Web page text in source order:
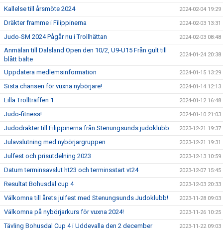
Kallelse till årsmöte 2024 2024-02-04 19:29
Dräkter framme i Filippinerna 2024-02-03 13:31
Judo-SM 2024 Pågår nu i Trollhättan 2024-02-03 08:48
Anmälan till Dalsland Open den 10/2, U9-U15 Från gult till
blått bälte
2024-01-24 20:38
Uppdatera medlemsinformation 2024-01-15 13:29
Sista chansen för vuxna nybörjare! 2024-01-14 12:13
Lilla Trollträffen 1 2024-01-12 16:48
Judo-fitness! 2024-01-10 21:03
Judodräkter till Filippinerna från Stenungsunds judoklubb 2023-12-21 19:37
Julavslutning med nybörjargruppen 2023-12-21 19:31
Julfest och prisutdelning 2023 2023-12-13 10:59
Datum terminsavslut ht23 och terminsstart vt24 2023-12-07 15:45
Resultat Bohusdal cup 4 2023-12-03 20:33
Välkomna till årets julfest med Stenungsunds Judoklubb! 2023-11-28 09:03
Välkomna på nybörjarkurs för vuxna 2024! 2023-11-26 10:25
Tävling Bohusdal Cup 4 i Uddevalla den 2 december 2023-11-22 09:03